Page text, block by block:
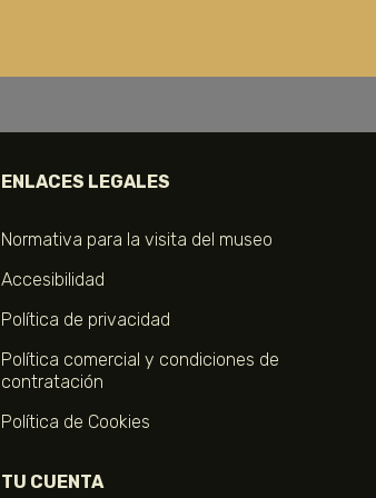
ENLACES LEGALES
Normativa para la visita del museo
Accesibilidad
Política de privacidad
Política comercial y condiciones de
contratación
Política de Cookies
TU CUENTA